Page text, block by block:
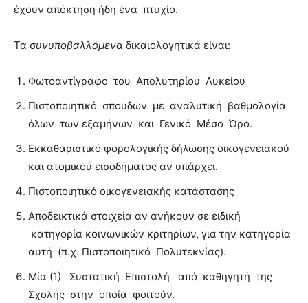
έχουν απόκτηση ήδη ένα πτυχίο.
Τα συνυποβαλλόμενα δικαιολογητικά είναι:
Φωτοαντίγραφο του Απολυτηρίου Λυκείου
Πιστοποιητικό σπουδών με αναλυτική βαθμολογία
όλων των εξαμήνων και Γενικό Μέσο Όρο.
Εκκαθαριστικό φορολογικής δήλωσης οικογενειακού
και ατομικού εισοδήματος αν υπάρχει.
Πιστοποιητικό οικογενειακής κατάστασης
Αποδεικτικά στοιχεία αν ανήκουν σε ειδική
κατηγορία κοινωνικών κριτηρίων, για την κατηγορία
αυτή (π.χ. Πιστοποιητικό Πολυτεκνίας).
Μία (1) Συστατική Επιστολή από καθηγητή της
Σχολής στην οποία φοιτούν.